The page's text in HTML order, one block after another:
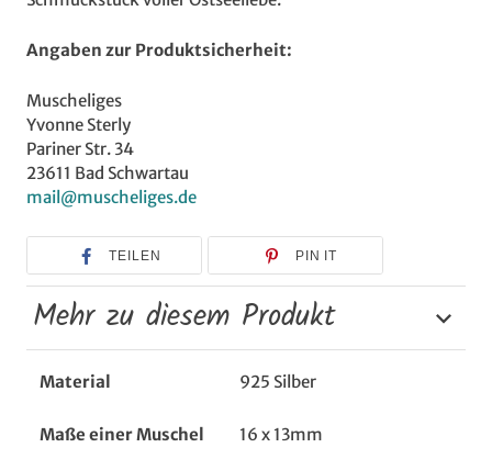
Angaben zur Produktsicherheit:
Muscheliges
Yvonne Sterly
Pariner Str. 34
23611 Bad Schwartau
mail@muscheliges.de
TEILEN PIN IT
Mehr zu diesem Produkt
Material 925 Silber
Maße einer Muschel 16 x 13mm